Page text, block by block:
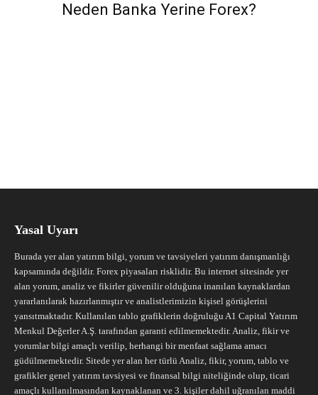
Neden Banka Yerine Forex?
Yasal Uyarı
Burada yer alan yatırım bilgi, yorum ve tavsiyeleri yatırım danışmanlığı
kapsamında değildir. Forex piyasaları risklidir. Bu internet sitesinde yer
alan yorum, analiz ve fikirler güvenilir olduğuna inanılan kaynaklardan
yararlanılarak hazırlanmıştır ve analistlerimizin kişisel görüşlerini
yansıtmaktadır. Kullanılan tablo grafiklerin doğruluğu A1 Capital Yatırım
Menkul Değerler A.Ş. tarafından garanti edilmemektedir. Analiz, fikir ve
yorumlar bilgi amaçlı verilip, herhangi bir menfaat sağlama amacı
güdülmemektedir. Sitede yer alan her türlü Analiz, fikir, yorum, tablo ve
grafikler genel yatırım tavsiyesi ve finansal bilgi niteliğinde olup, ticari
amaçlı kullanılmasından kaynaklanan ve 3. kişiler dahil uğranılan maddi